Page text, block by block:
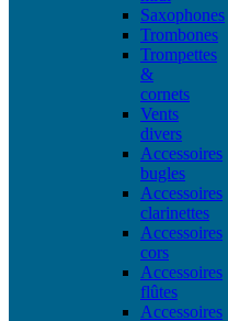
Saxophones
Trombones
Trompettes
&
cornets
Vents
divers
Accessoires
bugles
Accessoires
clarinettes
Accessoires
cors
Accessoires
flûtes
Accessoires